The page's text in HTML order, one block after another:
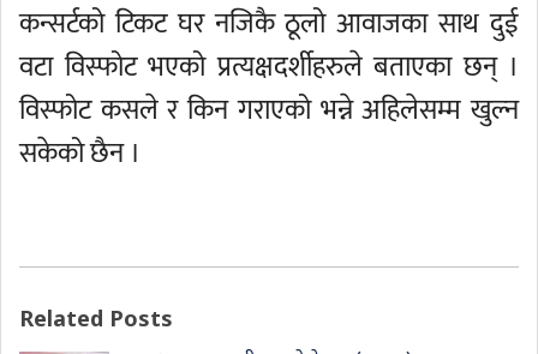
कन्सर्टको टिकट घर नजिकै ठूलो आवाजका साथ दुई
वटा विस्फोट भएको प्रत्यक्षदर्शीहरुले बताएका छन् ।
विस्फोट कसले र किन गराएको भन्ने अहिलेसम्म खुल्न
सकेको छैन ।
Related Posts